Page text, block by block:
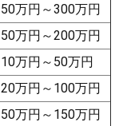
50万円～300万円
50万円～200万円
10万円～50万円
20万円～100万円
50万円～150万円